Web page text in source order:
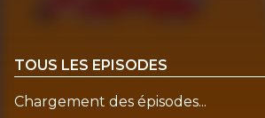
TOUS LES EPISODES
Chargement des épisodes...